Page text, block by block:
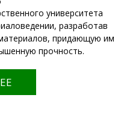
университета
разработав
придающую им
прочность.